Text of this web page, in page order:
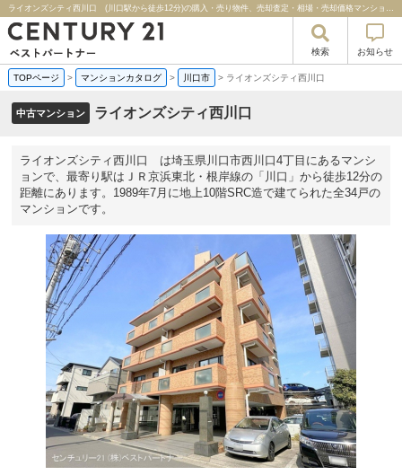
ライオンズシティ西川口 (川口駅から徒歩12分)の購入・売り物件、売却査定・相場・売却価格マンション情報｜センチュリー２１ベストパートナー
検索 お知らせ
TOPページ > マンションカタログ > 川口市 > ライオンズシティ西川口
中古マンション ライオンズシティ西川口
ライオンズシティ西川口 は埼玉県川口市西川口4丁目にあるマンシ
ョンで、最寄り駅はＪＲ京浜東北・根岸線の「川口」から徒歩12分の
距離にあります。1989年7月に地上10階SRC造で建てられた全34戸の
マンションです。